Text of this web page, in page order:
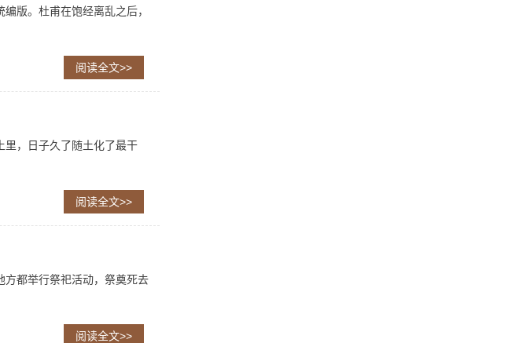
版。杜甫在饱经离乱之后，
阅读全文>>
里，日子久了随土化了最干
阅读全文>>
方都举行祭祀活动，祭奠死去
阅读全文>>